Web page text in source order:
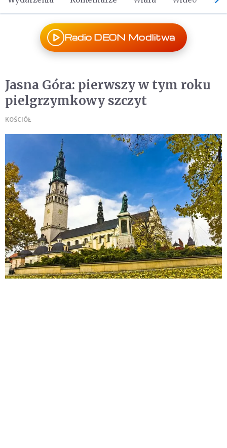
Radio DEON Modlitwa
Jasna Góra: pierwszy w tym roku
pielgrzymkowy szczyt
KOŚCIÓŁ